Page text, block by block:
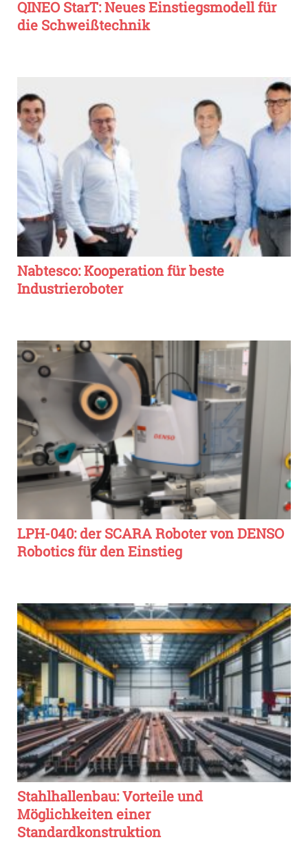
QINEO StarT: Neues Einstiegsmodell für
die Schweißtechnik
Nabtesco: Kooperation für beste
Industrieroboter
LPH-040: der SCARA Roboter von DENSO
Robotics für den Einstieg
Stahlhallenbau: Vorteile und
Möglichkeiten einer
Standardkonstruktion